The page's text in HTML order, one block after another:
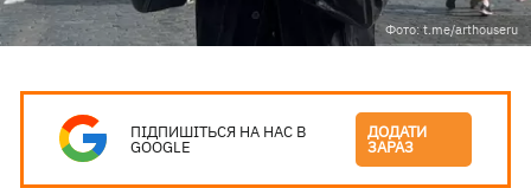
Фото: t.me/arthouseru
ПІДПИШІТЬСЯ НА НАС В
GOOGLE
ДОДАТИ
ЗАРАЗ